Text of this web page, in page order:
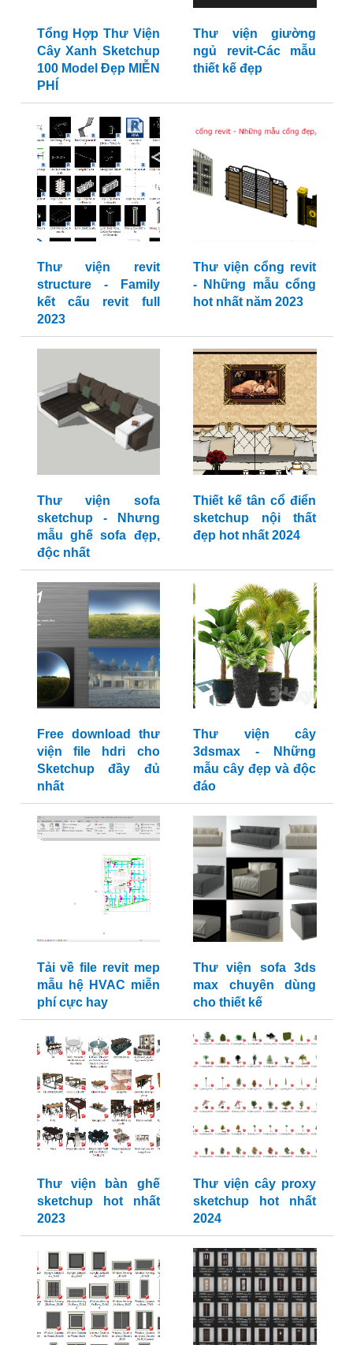
Tổng Hợp Thư Viện
Cây Xanh Sketchup
100 Model Đẹp MIỄN
PHÍ
Thư viện giường
ngủ revit-Các mẫu
thiết kế đẹp
Thư viện revit
structure - Family
kết cấu revit full
2023
Thư viện cổng revit
- Những mẫu cổng
hot nhất năm 2023
Thư viện sofa
sketchup - Nhưng
mẫu ghế sofa đẹp,
độc nhất
Thiết kế tân cổ điển
sketchup nội thất
đẹp hot nhất 2024
Free download thư
viện file hdri cho
Sketchup đầy đủ
nhất
Thư viện cây
3dsmax - Những
mẫu cây đẹp và độc
đáo
Tải về file revit mep
mẫu hệ HVAC miễn
phí cực hay
Thư viện sofa 3ds
max chuyên dùng
cho thiết kế
Thư viện bàn ghế
sketchup hot nhất
2023
Thư viện cây proxy
sketchup hot nhất
2024